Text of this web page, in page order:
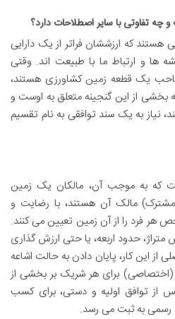
تفاوتی با سایر اصطلاحات دارد؟
که ارزششان فراتر از یک دارایی
ها و ارتباط ما با طبیعت اند. وقتی
یک قطعه زمین کشاورزی هستند،
بخشی از این گنجینه متعلق به اوست و
نیاز به یک سند توافقی به نام تقسیم
که به موجب آن، مالکان یک زمین
مالک آن هستند، با رضایت و
هر فرد را از آن زمین تعیین می کنند.
حدود اربعه، یا حتی ارزش گذاری
این کار، پایان دادن به حالت اشاعه
(اختصاصی) برای هر شریک بر بخشی از
از توافق اولیه و دستی، برای کسب
رسمی به ثبت می رسد.